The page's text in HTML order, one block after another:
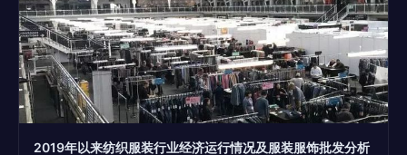
2019年以来纺织服装行业经济运行情况及服装服饰批发分析